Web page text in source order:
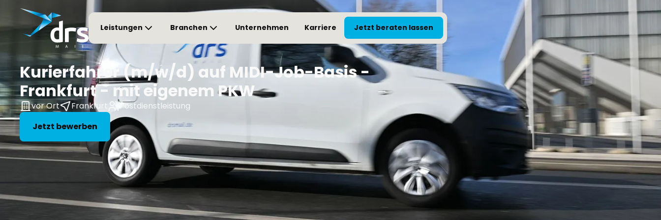
Leistungen Branchen Unternehmen Karriere Jetzt beraten lassen
Kurierfahrer (m/w/d) auf MIDI-Job-Basis -
Frankfurt - mit eigenem PKW
vor Ort Frankfurt
Postdienstleistung
Jetzt bewerben